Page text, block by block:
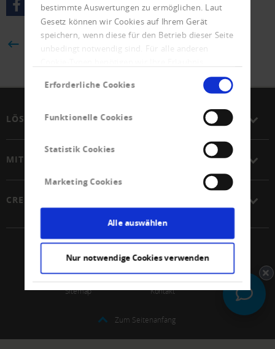
bestimmte Auswertungen zu ermöglichen. Laut
Gesetz können wir Cookies auf Ihrem Gerät
speichern, wenn diese für den Betrieb dieser Seite
unbedingt notwendig sind. Für alle anderen
Erforderliche Cookies
Funktionelle Cookies
Statistik Cookies
Marketing Cookies
Alle auswählen
Nur notwendige Cookies verwenden
ZURÜCK
LÖSUNGEN
MITGLIEDSCHAFT
CREDITREFORM
© 2026 Schweizerischer Verband Creditreform Gen
Impressum
Datenschutz
Sitemap
Kontakt
Zum Seitenanfang